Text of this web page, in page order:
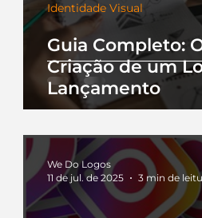
Guia Completo:
Criação de um
Lançamento
Identidade Visual
We Do Logos
11 de jul. de 2025
3 min de